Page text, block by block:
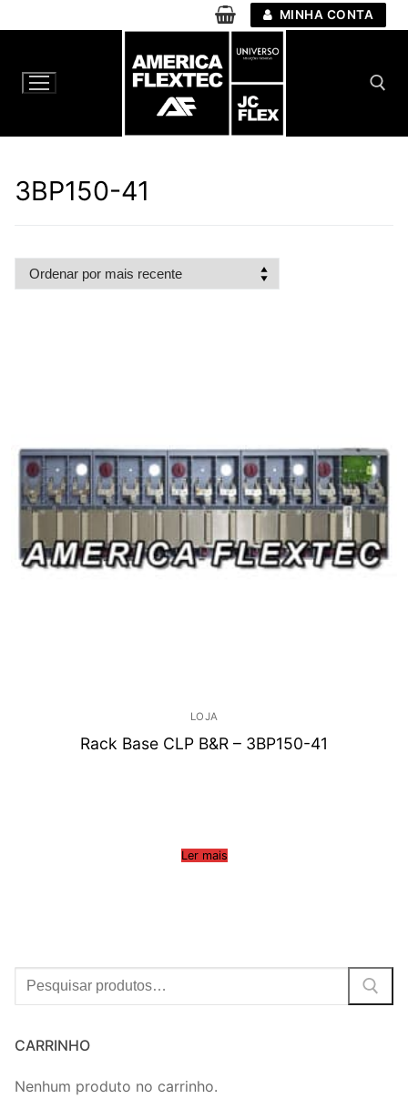
para
conteúdo
MINHA CONTA
3BP150-41
LOJA
Rack Base CLP B&R – 3BP150-41
Ler mais
Procurar:
CARRINHO
Nenhum produto no carrinho.